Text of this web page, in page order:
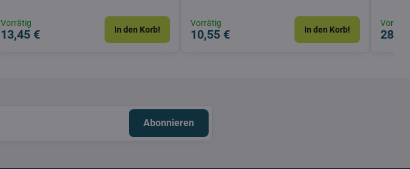
Vorrätig
13,45 € In den Korb!
Vorrätig
10,55 € In den Korb!
Abonnieren